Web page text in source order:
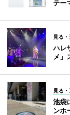
テー
見る
ハレ
メ」
見る
池袋
ンホ